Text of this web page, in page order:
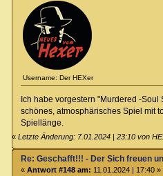
Username: Der HEXer
Ich habe vorgestern "Murdered -
schönes, atmosphärisches Spiel mit
Spiellänge.
«Letzte Änderung: 7.01.2024 | 23:10 von
Re: Geschafft!!! - Der Sich freuen
« Antwort #148 am: 11.01.2024 | 17:40 »